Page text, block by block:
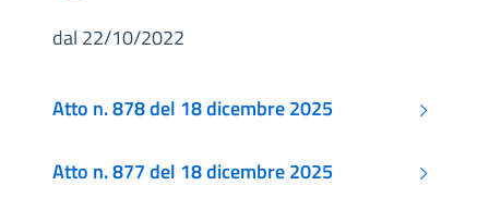
dal 22/10/2022
Atto n. 878 del 18 dicembre 2025
Atto n. 877 del 18 dicembre 2025